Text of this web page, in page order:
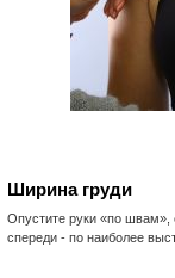
Ширина груди
Опустите руки «по швам»,
спереди - по наиболее